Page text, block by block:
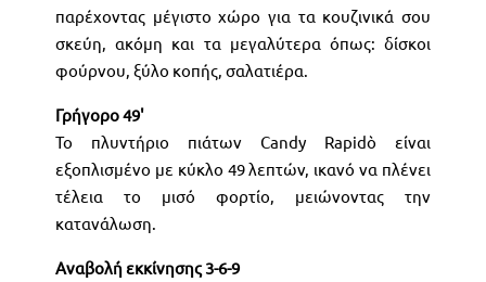
παρέχοντας μέγιστο χώρο για τα κουζινικά σου
σκεύη, ακόμη και τα μεγαλύτερα όπως: δίσκοι
φούρνου, ξύλο κοπής, σαλατιέρα.
Γρήγορο 49'
Το πλυντήριο πιάτων Candy Rapidò είναι
εξοπλισμένο με κύκλο 49 λεπτών, ικανό να πλένει
τέλεια το μισό φορτίο, μειώνοντας την
κατανάλωση.
Αναβολή εκκίνησης 3-6-9